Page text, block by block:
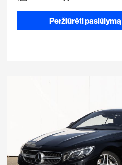
Peržiūrėti pasiūlymą